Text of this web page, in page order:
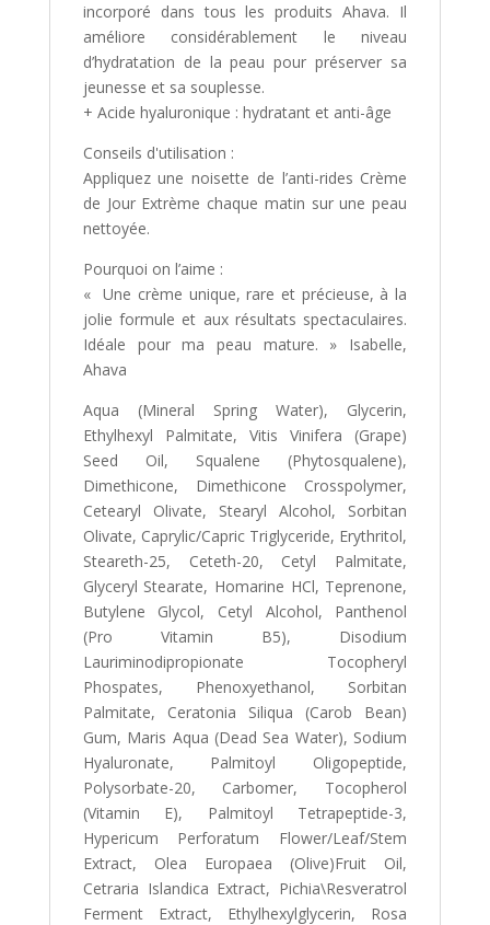
incorporé dans tous les produits Ahava. Il
améliore considérablement le niveau
d’hydratation de la peau pour préserver sa
jeunesse et sa souplesse.
+ Acide hyaluronique : hydratant et anti-âge
Conseils d'utilisation :
Appliquez une noisette de l’anti-rides Crème
de Jour Extrème chaque matin sur une peau
nettoyée.
Pourquoi on l’aime :
« Une crème unique, rare et précieuse, à la
jolie formule et aux résultats spectaculaires.
Idéale pour ma peau mature. » Isabelle,
Ahava
Aqua (Mineral Spring Water), Glycerin,
Ethylhexyl Palmitate, Vitis Vinifera (Grape)
Seed Oil, Squalene (Phytosqualene),
Dimethicone, Dimethicone Crosspolymer,
Cetearyl Olivate, Stearyl Alcohol, Sorbitan
Olivate, Caprylic/Capric Triglyceride, Erythritol,
Steareth-25, Ceteth-20, Cetyl Palmitate,
Glyceryl Stearate, Homarine HCl, Teprenone,
Butylene Glycol, Cetyl Alcohol, Panthenol
(Pro Vitamin B5), Disodium
Lauriminodipropionate Tocopheryl
Phospates, Phenoxyethanol, Sorbitan
Palmitate, Ceratonia Siliqua (Carob Bean)
Gum, Maris Aqua (Dead Sea Water), Sodium
Hyaluronate, Palmitoyl Oligopeptide,
Polysorbate-20, Carbomer, Tocopherol
(Vitamin E), Palmitoyl Tetrapeptide-3,
Hypericum Perforatum Flower/Leaf/Stem
Extract, Olea Europaea (Olive)Fruit Oil,
Cetraria Islandica Extract, Pichia\Resveratrol
Ferment Extract, Ethylhexylglycerin, Rosa